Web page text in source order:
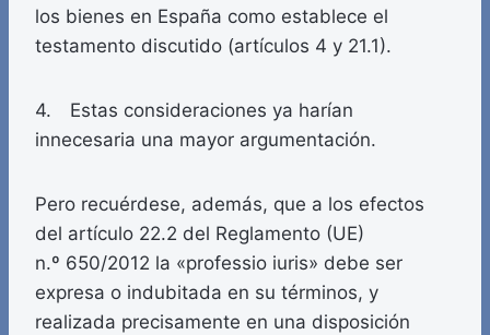
los bienes en España como establece el
testamento discutido (artículos 4 y 21.1).
4. Estas consideraciones ya harían
innecesaria una mayor argumentación.
Pero recuérdese, además, que a los efectos
del artículo 22.2 del Reglamento (UE)
n.º 650/2012 la «professio iuris» debe ser
expresa o indubitada en su términos, y
realizada precisamente en una disposición